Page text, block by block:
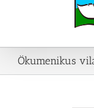
Ökumenikus